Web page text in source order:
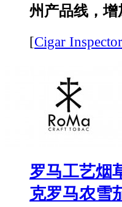
州产品线，增
[Cigar Inspector
罗马工艺烟
克罗马农雪